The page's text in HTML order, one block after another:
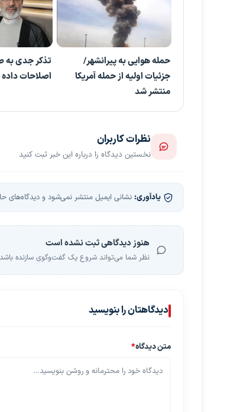
حمله هوایی به پیرانشهر/
جزئیات اولیه از حمله آمریکا
منتشر شد
تذکر جدی به
اصلاحات
نظرات کاربران
نخستین دیدگاه را درباره این خبر ثبت کنید
یادآوری: نشانی ایمیل منتشر نمی‌شود و دیدگاه‌های
هنوز دیدگاهی ثبت نشده است
نظر شما می‌تواند شروع یک گفت‌وگوی سازنده
دیدگاهتان را بنویسید
متن دیدگاه*